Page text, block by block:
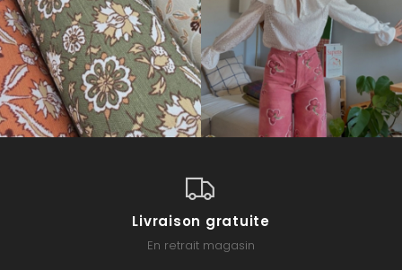
Livraison gratuite
En retrait magasin